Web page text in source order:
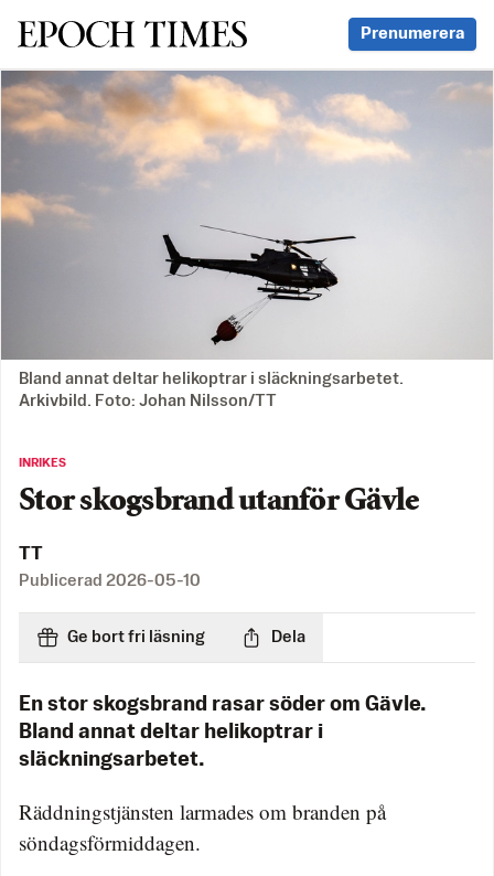
Svenska Epoch Times Prenumerera
Bland annat deltar helikoptrar i släckningsarbetet.
Arkivbild. Foto: Johan Nilsson/TT
INRIKES
Stor skogsbrand utanför Gävle
TT
Publicerad 2026-05-10
Ge bort fri läsning Dela
En stor skogsbrand rasar söder om Gävle.
Bland annat deltar helikoptrar i
släckningsarbetet.
Räddningstjänsten larmades om branden på
söndagsförmiddagen.